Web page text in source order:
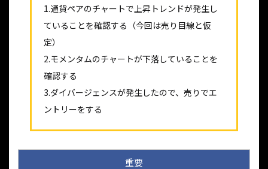
1.通貨ペアのチャートで上昇トレンドが発生し
ていることを確認する（今回は売り目線と仮
定）
2.モメンタムのチャートが下落していることを
確認する
3.ダイバージェンスが発生したので、売りでエ
ントリーをする
重要